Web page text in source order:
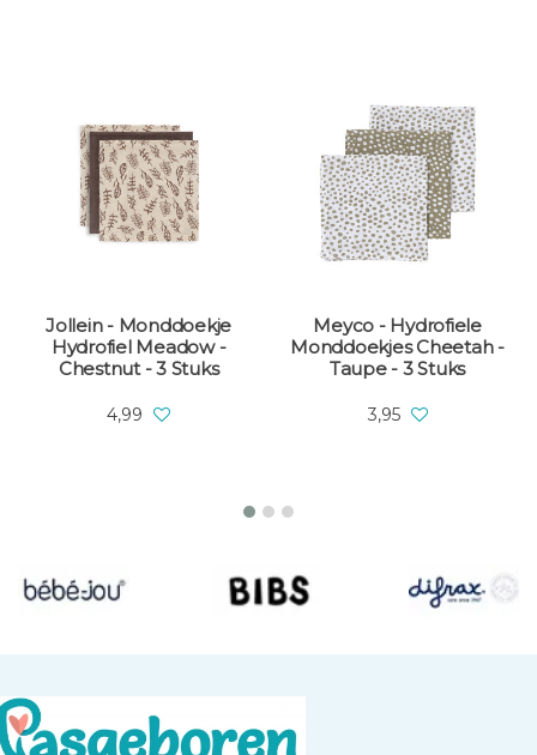
Jollein - Monddoekje
Hydrofiel Meadow -
Chestnut - 3 Stuks
4,99
Meyco - Hydrofiele
Monddoekjes Cheetah -
Taupe - 3 Stuks
3,95